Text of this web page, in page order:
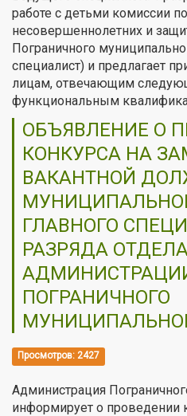
работе с детьми комиссии
несовершеннолетних и
Пограничного
специалист) и предлагает
лицам, отвечающим
функциональным
ОБЪЯВЛЕНИЕ О
КОНКУРСА НА
ВАКАНТНОЙ
ГЛАВНОГО
РАЗРЯДА
ПОГРАНИЧНОГО
Просмотров: 2427
Администрация
информирует о проведении